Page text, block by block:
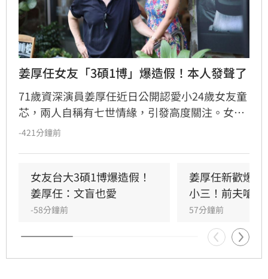
姜厚任女友「3碩1博」爆造假！本人發聲了
71歲資深演員姜厚任近日公開認愛小24歲女友童
芯，兩人自稱有七世情緣，引發高度關注。女方
背景極其顯赫，自稱擁有台大「3碩1博」學歷且
也被掀出。面對外界鋪天蓋地的質疑與爭議，童
芯未正面回應，反而於臉書發表長文大談「邏
輯」與「真相」，試圖以哲理化解輿論。對此，
姜厚任展現霸氣態度力挺女友，強調兩人的感情
與學歷背景無關，即便對方是文盲也依然深愛，
高調護愛舉動再次成為網路熱議焦點。
-421分鐘前
女友台大3碩1博爆造假！
姜厚任：文盲也愛
-58分鐘前
姜厚任新歡爆
小三！前夫嗆正
57分鐘前